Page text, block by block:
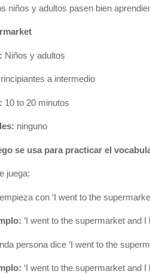
niños y adultos pasen bien
Niños y adultos
a intermedio
10 to 20 minutos
ninguno
se usa para practicar el
juega:
con ‘I went to the
‘I went to the supermarket and I
persona dice ‘I went to the
‘I went to the supermarket and I